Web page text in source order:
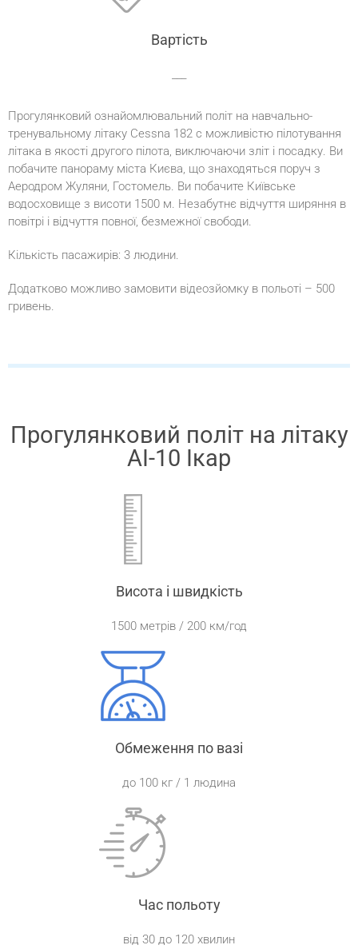
Вартість
Прогулянковий ознайомлювальний політ на навчально-
тренувальному літаку Cessna 182 c можливістю пілотування
літака в якості другого пілота, виключаючи зліт і посадку. Ви
побачите панораму міста Києва, що знаходяться поруч з
Аеродром Жуляни, Гостомель. Ви побачите Київське
водосховище з висоти 1500 м. Незабутнє відчуття ширяння в
повітрі і відчуття повної, безмежної свободи.
Кількість пасажирів: 3 людини.
Додатково можливо замовити відеозйомку в польоті – 500
гривень.
Прогулянковий політ на літаку
АІ-10 Ікар
Висота і швидкість
1500 метрів / 200 км/год
Обмеження по вазі
до 100 кг / 1 людина
Час польоту
від 30 до 120 хвилин